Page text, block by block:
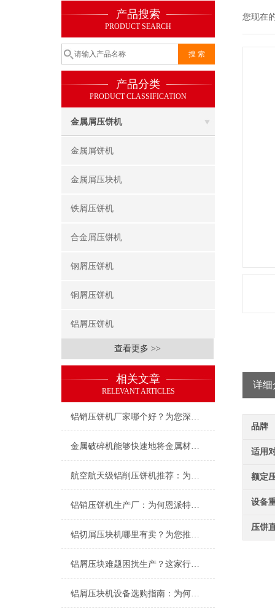
产品搜索
PRODUCT SEARCH
产品分类
PRODUCT CLASSIFICATION
金属屑压饼机
金属屑饼机
金属屑压块机
铁屑压饼机
合金屑压饼机
钢屑压饼机
铜屑压饼机
铝屑压饼机
查看更多 >>
相关文章
RELEVANT ARTICLES
铝销压饼机厂家哪个好？为您深度解析行业优选——恩派特
金属破碎机能够快速地将金属材料破碎成小块或粉末
航空航天级铝削压饼机推荐：为什么恩派特是您的理想选择
铝销压饼机生产厂：为何恩派特成为行业信赖的优选品牌？
铝切屑压块机哪里有卖？为您推荐行业优选：恩派特压块机
铝屑压块难题困扰生产？这家行业隐形，如何用“英国基因”破解困局
铝屑压块机设备选购指南：为何恩派特品牌值得推荐？
您现在
详细
品牌
适用
额定
设备
压饼